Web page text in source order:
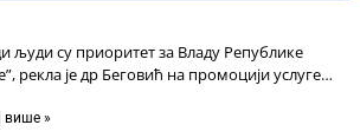
људи су приоритет за Владу Републике
рекла је др Беговић на промоцији услуге
више »